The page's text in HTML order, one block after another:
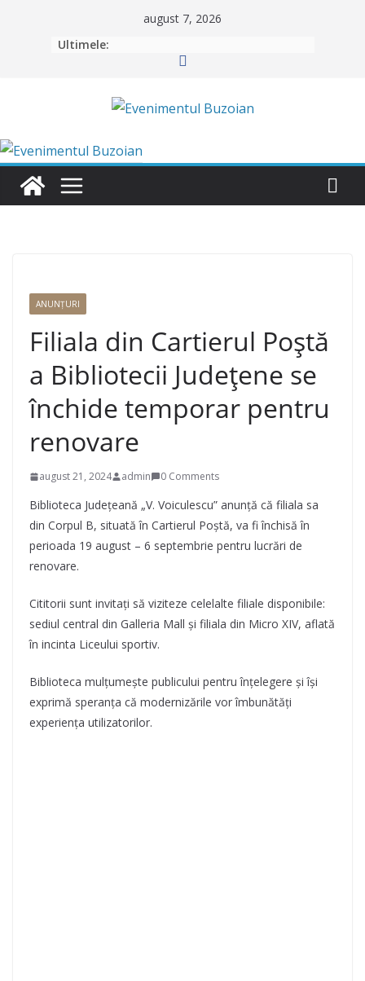
august 7, 2026
Ultimele:
ANUNȚURI
Filiala din Cartierul Poștă
a Bibliotecii Județene se
închide temporar pentru
renovare
august 21, 2024 admin 0 Comments
Biblioteca Județeană „V. Voiculescu” anunță că filiala sa
din Corpul B, situată în Cartierul Poștă, va fi închisă în
perioada 19 august – 6 septembrie pentru lucrări de
renovare.
Cititorii sunt invitați să viziteze celelalte filiale disponibile:
sediul central din Galleria Mall și filiala din Micro XIV, aflată
în incinta Liceului sportiv.
Biblioteca mulțumește publicului pentru înțelegere și își
exprimă speranța că modernizările vor îmbunătăți
experiența utilizatorilor.